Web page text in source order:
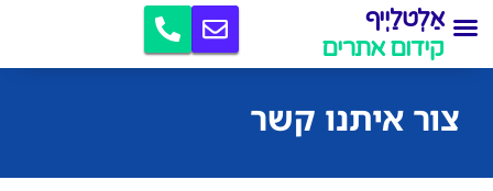
אַלְטלַיְיף
קידום אתרים
צור איתנו קשר